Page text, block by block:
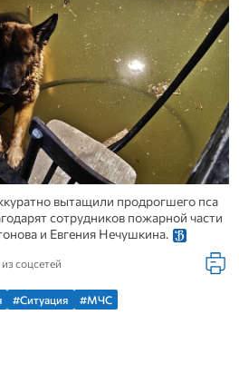
вытащили продрогшего пса
сотрудников пожарной части
и Евгения Нечушкина.
соцсетей
#Ситуация
#МЧС